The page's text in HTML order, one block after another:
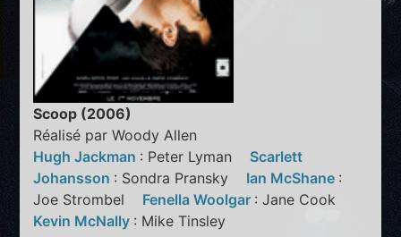
Scoop (2006)
Réalisé par Woody Allen
Hugh Jackman : Peter Lyman Scarlett
Johansson : Sondra Pransky Ian McShane :
Joe Strombel Fenella Woolgar : Jane Cook
Kevin McNally : Mike Tinsley